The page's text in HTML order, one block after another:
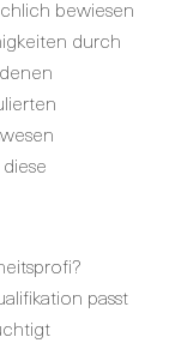
bewiesen
durch
passt